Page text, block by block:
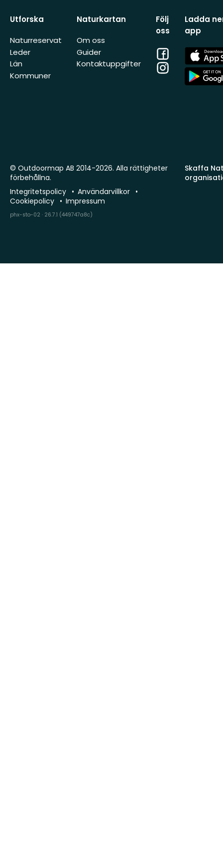
Utforska
Naturreservat
Leder
Län
Kommuner
Naturkartan
Om oss
Guider
Kontaktuppgifter
Följ
oss
Facebook
Instagram
Ladda
app
App
Store
App
Store
Skaffa
© Outdoormap AB 2014-2026. Alla rättigheter
förbehållna.
Integritetspolicy
Användarvillkor
Cookiepolicy
Impressum
phx-sto-02 · 26.7.1 (449747a8c)